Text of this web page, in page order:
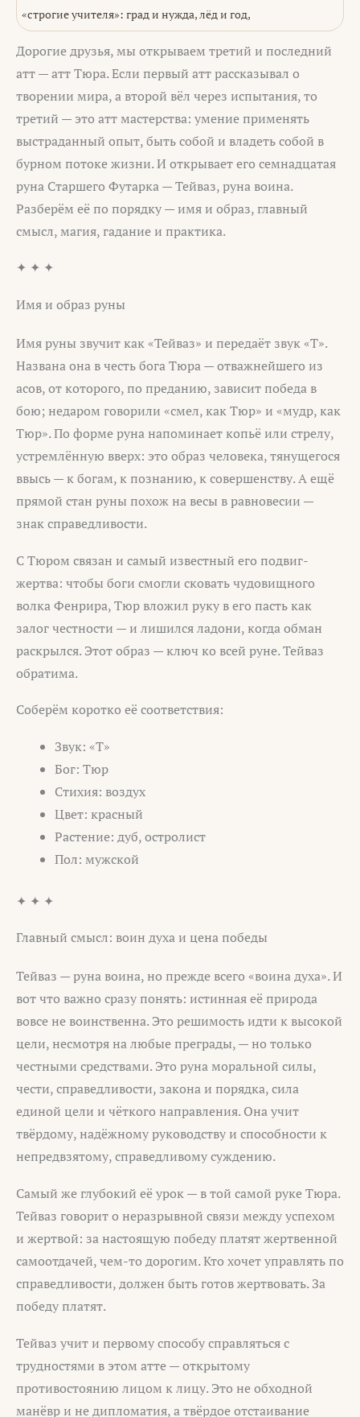
«строгие учителя»: град и нужда, лёд и год,
Дорогие друзья, мы открываем третий и последний
атт — атт Тюра. Если первый атт рассказывал о
творении мира, а второй вёл через испытания, то
третий — это атт мастерства: умение применять
выстраданный опыт, быть собой и владеть собой в
бурном потоке жизни. И открывает его семнадцатая
руна Старшего Футарка — Тейваз, руна воина.
Разберём её по порядку — имя и образ, главный
смысл, магия, гадание и практика.
✦ ✦ ✦
Имя и образ руны
Имя руны звучит как «Тейваз» и передаёт звук «Т».
Названа она в честь бога Тюра — отважнейшего из
асов, от которого, по преданию, зависит победа в
бою; недаром говорили «смел, как Тюр» и «мудр, как
Тюр». По форме руна напоминает копьё или стрелу,
устремлённую вверх: это образ человека, тянущегося
ввысь — к богам, к познанию, к совершенству. А ещё
прямой стан руны похож на весы в равновесии —
знак справедливости.
С Тюром связан и самый известный его подвиг-
жертва: чтобы боги смогли сковать чудовищного
волка Фенрира, Тюр вложил руку в его пасть как
залог честности — и лишился ладони, когда обман
раскрылся. Этот образ — ключ ко всей руне. Тейваз
обратима.
Соберём коротко её соответствия:
Звук: «Т»
Бог: Тюр
Стихия: воздух
Цвет: красный
Растение: дуб, остролист
Пол: мужской
✦ ✦ ✦
Главный смысл: воин духа и цена победы
Тейваз — руна воина, но прежде всего «воина духа». И
вот что важно сразу понять: истинная её природа
вовсе не воинственна. Это решимость идти к высокой
цели, несмотря на любые преграды, — но только
честными средствами. Это руна моральной силы,
чести, справедливости, закона и порядка, сила
единой цели и чёткого направления. Она учит
твёрдому, надёжному руководству и способности к
непредвзятому, справедливому суждению.
Самый же глубокий её урок — в той самой руке Тюра.
Тейваз говорит о неразрывной связи между успехом
и жертвой: за настоящую победу платят жертвенной
самоотдачей, чем-то дорогим. Кто хочет управлять по
справедливости, должен быть готов жертвовать. За
победу платят.
Тейваз учит и первому способу справляться с
трудностями в этом атте — открытому
противостоянию лицом к лицу. Это не обходной
манёвр и не дипломатия, а твёрдое отстаивание